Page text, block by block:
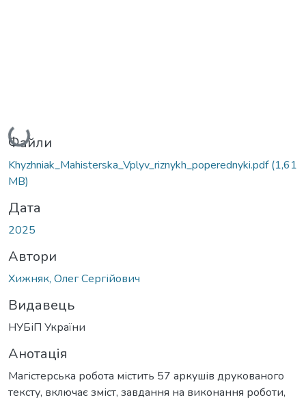
Вантажиться...
Файли
Khyzhniak_Mahisterska_Vplyv_riznykh_poperednyki.pdf(1,61
MB)
Дата
2025
Автори
Хижняк, Олег Сергійович
Видавець
НУБіП України
Анотація
Магістерська робота містить 57 аркушів друкованого
тексту, включає зміст, завдання на виконання роботи,